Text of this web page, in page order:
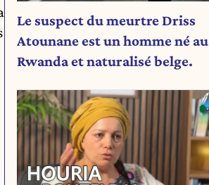
Le suspect du meurtre Driss
Atounane est un homme né au
Rwanda et naturalisé belge.